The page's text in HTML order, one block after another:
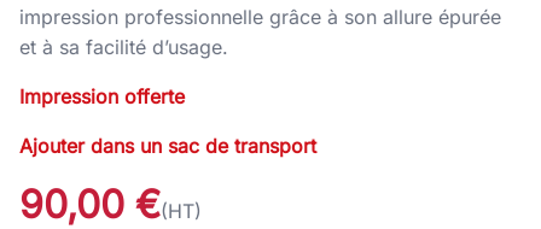
impression professionnelle grâce à son allure épurée
et à sa facilité d’usage.
Impression offerte
Ajouter dans un sac de transport
90,00 €(HT)